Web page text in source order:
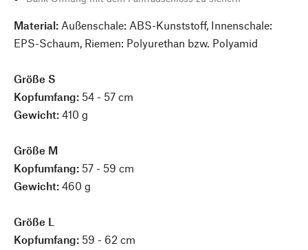
Material: Außenschale: ABS-Kunststoff, Innenschale:
EPS-Schaum, Riemen: Polyurethan bzw. Polyamid
Größe S
Kopfumfang: 54 - 57 cm
Gewicht: 410 g
Größe M
Kopfumfang: 57 - 59 cm
Gewicht: 460 g
Größe L
Kopfumfang: 59 - 62 cm